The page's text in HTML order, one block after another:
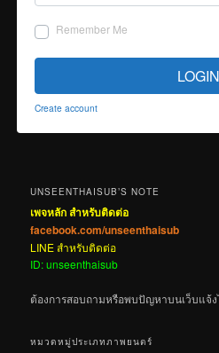
Remember Me
LOGIN
Create account
UNSEENTHAISUB’S NOTE
เพจหลัก สำหรับติดต่อ
facebook.com/unseenthaisub
LINE สำหรับติดต่อ
ID: unseenthaisub
ต้องการสอบถามหรือพบปัญหาบนเว็บแจ้ง
หมวดหมู่ประเภทภาพยนตร์